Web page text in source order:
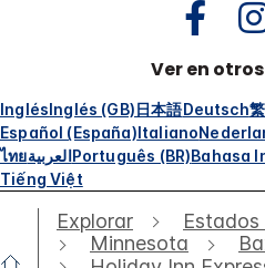
Ver en
InglésInglés (GB)日本語Deutsch
Español (España)Italiano
ไทยالعربيةPortuguês (BR)Bahasa
Tiếng Việt
Explorar
Estados
Minnesota